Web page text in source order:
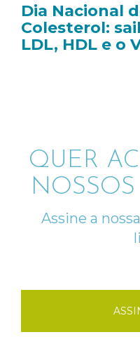
Dia Nacional
Colesterol:
LDL, HDL e o
QUER
Assine a